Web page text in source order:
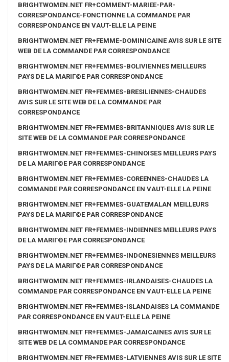
BRIGHTWOMEN.NET FR+COMMENT-MARIEE-PAR-
CORRESPONDANCE-FONCTIONNE LA COMMANDE PAR
CORRESPONDANCE EN VAUT-ELLE LA PEINE
BRIGHTWOMEN.NET FR+FEMME-DOMINICAINE AVIS SUR LE SITE
WEB DE LA COMMANDE PAR CORRESPONDANCE
BRIGHTWOMEN.NET FR+FEMMES-BOLIVIENNES MEILLEURS
PAYS DE LA MARIГ©E PAR CORRESPONDANCE
BRIGHTWOMEN.NET FR+FEMMES-BRESILIENNES-CHAUDES
AVIS SUR LE SITE WEB DE LA COMMANDE PAR
CORRESPONDANCE
BRIGHTWOMEN.NET FR+FEMMES-BRITANNIQUES AVIS SUR LE
SITE WEB DE LA COMMANDE PAR CORRESPONDANCE
BRIGHTWOMEN.NET FR+FEMMES-CHINOISES MEILLEURS PAYS
DE LA MARIГ©E PAR CORRESPONDANCE
BRIGHTWOMEN.NET FR+FEMMES-COREENNES-CHAUDES LA
COMMANDE PAR CORRESPONDANCE EN VAUT-ELLE LA PEINE
BRIGHTWOMEN.NET FR+FEMMES-GUATEMALAN MEILLEURS
PAYS DE LA MARIГ©E PAR CORRESPONDANCE
BRIGHTWOMEN.NET FR+FEMMES-INDIENNES MEILLEURS PAYS
DE LA MARIГ©E PAR CORRESPONDANCE
BRIGHTWOMEN.NET FR+FEMMES-INDONESIENNES MEILLEURS
PAYS DE LA MARIГ©E PAR CORRESPONDANCE
BRIGHTWOMEN.NET FR+FEMMES-IRLANDAISES-CHAUDES LA
COMMANDE PAR CORRESPONDANCE EN VAUT-ELLE LA PEINE
BRIGHTWOMEN.NET FR+FEMMES-ISLANDAISES LA COMMANDE
PAR CORRESPONDANCE EN VAUT-ELLE LA PEINE
BRIGHTWOMEN.NET FR+FEMMES-JAMAICAINES AVIS SUR LE
SITE WEB DE LA COMMANDE PAR CORRESPONDANCE
BRIGHTWOMEN.NET FR+FEMMES-LATVIENNES AVIS SUR LE SITE